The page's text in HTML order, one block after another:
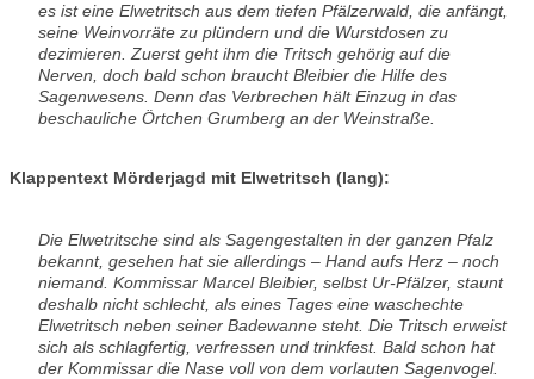
es ist eine Elwetritsch aus dem tiefen Pfälzerwald, die anfängt,
seine Weinvorräte zu plündern und die Wurstdosen zu
dezimieren. Zuerst geht ihm die Tritsch gehörig auf die
Nerven, doch bald schon braucht Bleibier die Hilfe des
Sagenwesens. Denn das Verbrechen hält Einzug in das
beschauliche Örtchen Grumberg an der Weinstraße.
Klappentext Mörderjagd mit Elwetritsch (lang):
Die Elwetritsche sind als Sagengestalten in der ganzen Pfalz
bekannt, gesehen hat sie allerdings – Hand aufs Herz – noch
niemand. Kommissar Marcel Bleibier, selbst Ur-Pfälzer, staunt
deshalb nicht schlecht, als eines Tages eine waschechte
Elwetritsch neben seiner Badewanne steht. Die Tritsch erweist
sich als schlagfertig, verfressen und trinkfest. Bald schon hat
der Kommissar die Nase voll von dem vorlauten Sagenvogel.